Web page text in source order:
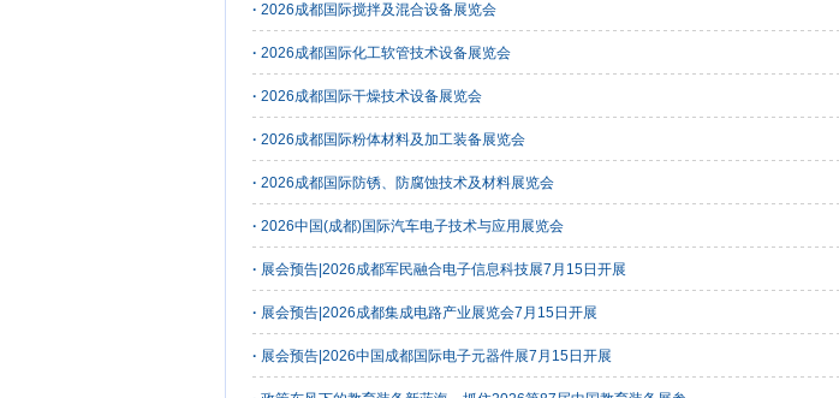
· 2026成都国际搅拌及混合设备展览会
· 2026成都国际化工软管技术设备展览会
· 2026成都国际干燥技术设备展览会
· 2026成都国际粉体材料及加工装备展览会
· 2026成都国际防锈、防腐蚀技术及材料展览会
· 2026中国(成都)国际汽车电子技术与应用展览会
· 展会预告|2026成都军民融合电子信息科技展7月15日开展
· 展会预告|2026成都集成电路产业展览会7月15日开展
· 展会预告|2026中国成都国际电子元器件展7月15日开展